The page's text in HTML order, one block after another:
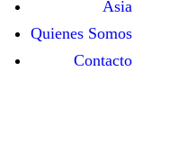
Asia
Quienes Somos
Contacto